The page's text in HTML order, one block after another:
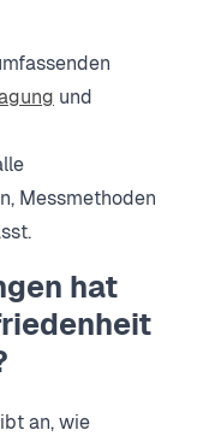
und
Messmethoden
hat
an, wie